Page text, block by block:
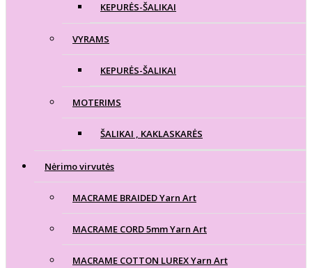
KEPURĖS-ŠALIKAI
VYRAMS
KEPURĖS-ŠALIKAI
MOTERIMS
ŠALIKAI , KAKLASKARĖS
Nėrimo virvutės
MACRAME BRAIDED Yarn Art
MACRAME CORD 5mm Yarn Art
MACRAME COTTON LUREX Yarn Art